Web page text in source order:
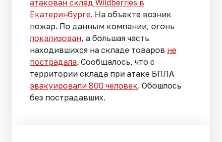
атакован склад Wildberries в
Екатеринбурге. На объекте возник
пожар. По данным компании, огонь
локализован, а большая часть
находившихся на складе товаров не
пострадала. Сообщалось, что с
территории склада при атаке БПЛА
эвакуировали 800 человек. Обошлось
без пострадавших.